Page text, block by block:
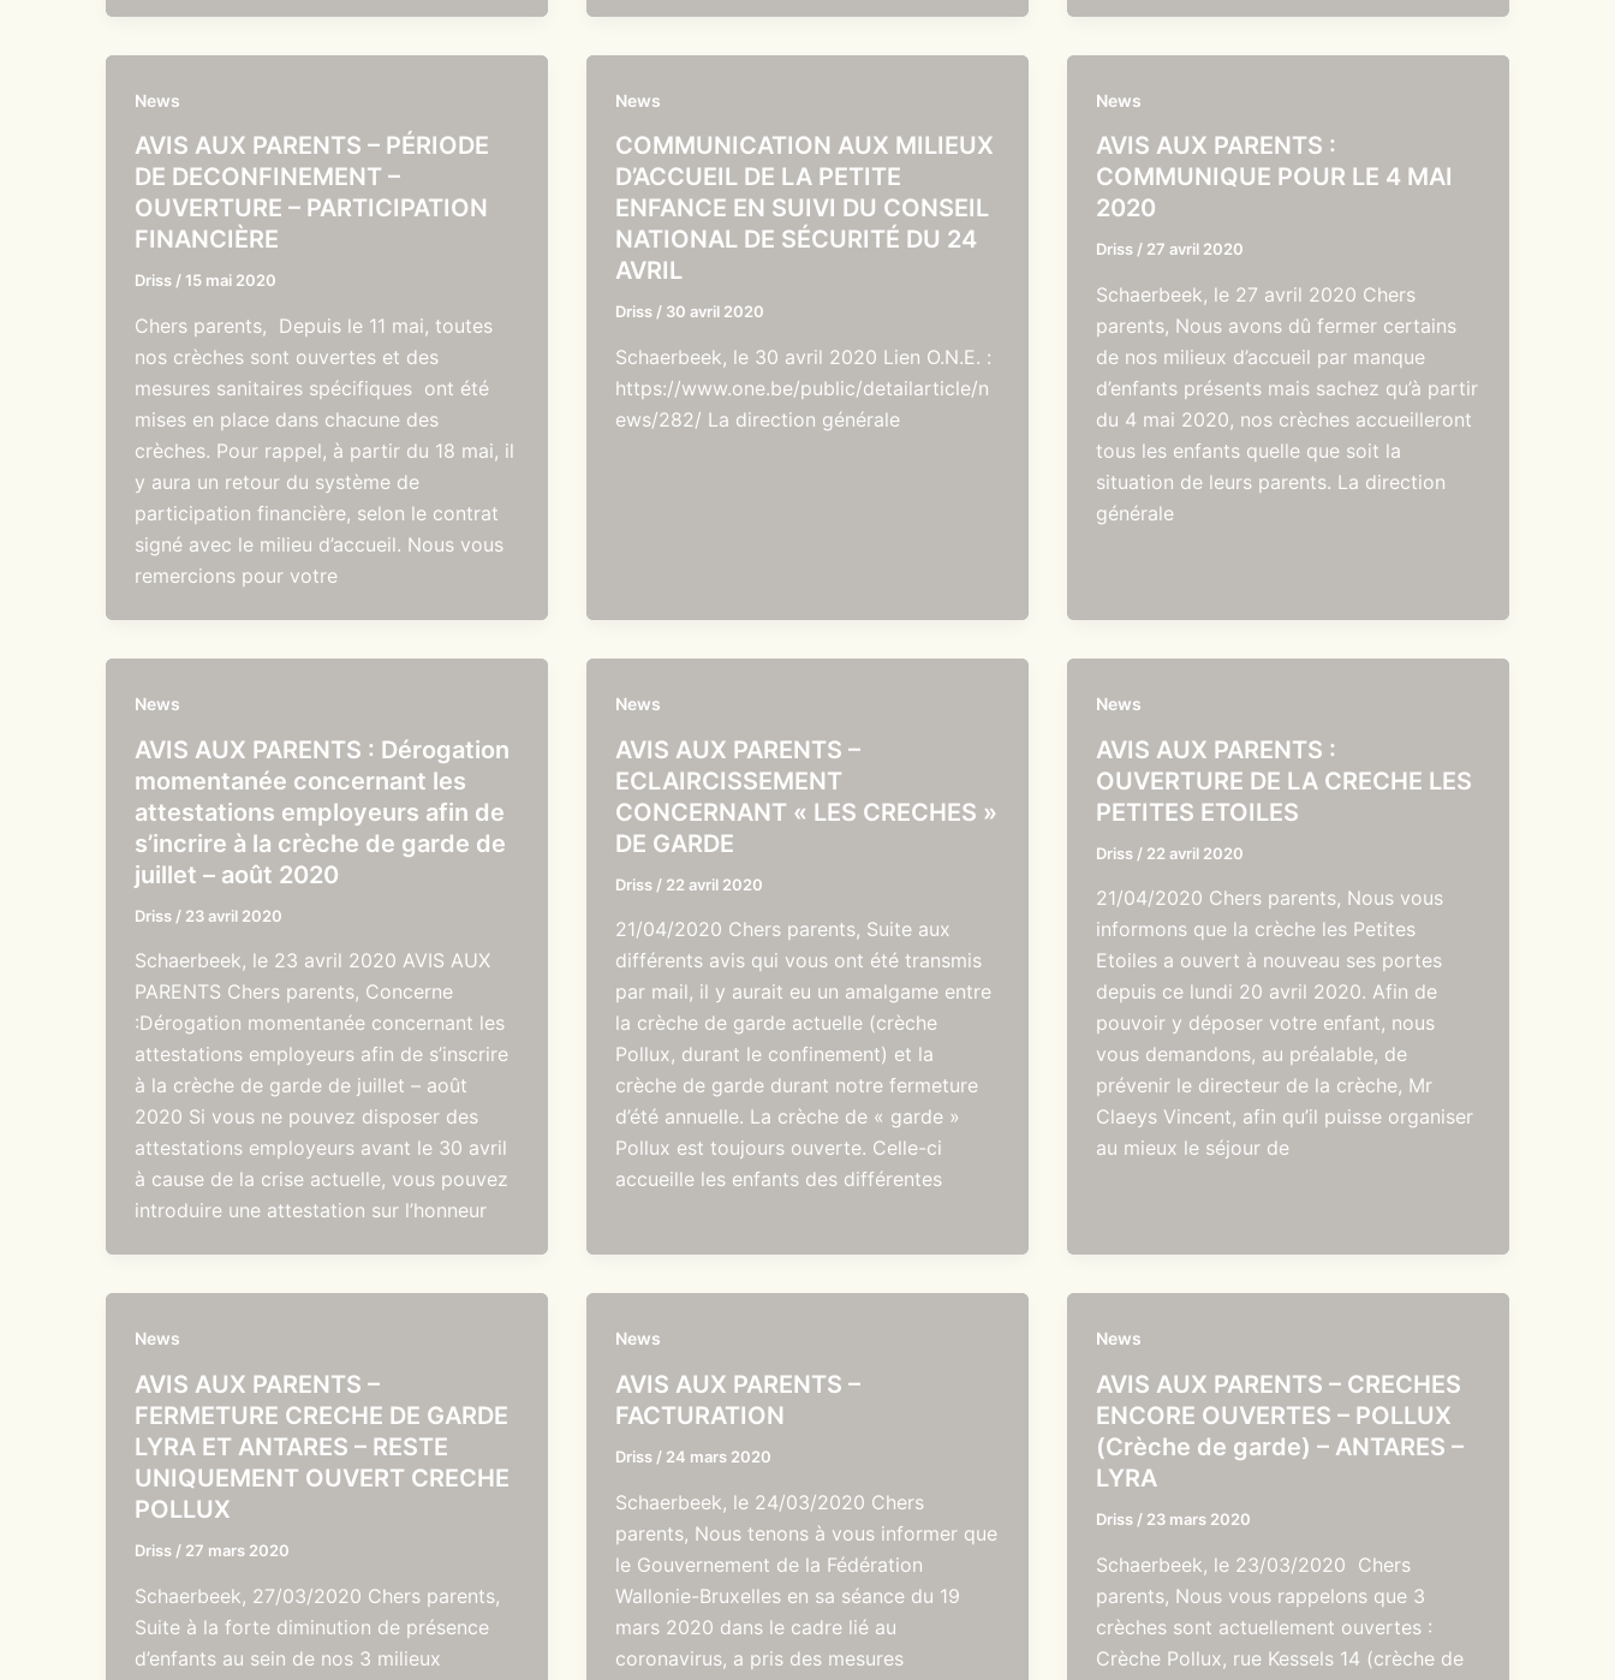
News
AVIS AUX PARENTS – PÉRIODE
DE DECONFINEMENT –
OUVERTURE – PARTICIPATION
FINANCIÈRE
Driss / 15 mai 2020
Chers parents, Depuis le 11 mai, toutes
nos crèches sont ouvertes et des
mesures sanitaires spécifiques ont été
mises en place dans chacune des
crèches. Pour rappel, à partir du 18 mai, il
y aura un retour du système de
participation financière, selon le contrat
signé avec le milieu d’accueil. Nous vous
remercions pour votre
News
COMMUNICATION AUX MILIEUX
D’ACCUEIL DE LA PETITE
ENFANCE EN SUIVI DU CONSEIL
NATIONAL DE SÉCURITÉ DU 24
AVRIL
Driss / 30 avril 2020
Schaerbeek, le 30 avril 2020 Lien O.N.E. :
https://www.one.be/public/detailarticle/n
ews/282/ La direction générale
News
AVIS AUX PARENTS :
COMMUNIQUE POUR LE 4 MAI
2020
Driss / 27 avril 2020
Schaerbeek, le 27 avril 2020 Chers
parents, Nous avons dû fermer certains
de nos milieux d’accueil par manque
d’enfants présents mais sachez qu’à partir
du 4 mai 2020, nos crèches accueilleront
tous les enfants quelle que soit la
situation de leurs parents. La direction
générale
News
AVIS AUX PARENTS : Dérogation
momentanée concernant les
attestations employeurs afin de
s’incrire à la crèche de garde de
juillet – août 2020
Driss / 23 avril 2020
Schaerbeek, le 23 avril 2020 AVIS AUX
PARENTS Chers parents, Concerne
:Dérogation momentanée concernant les
attestations employeurs afin de s’inscrire
à la crèche de garde de juillet – août
2020 Si vous ne pouvez disposer des
attestations employeurs avant le 30 avril
à cause de la crise actuelle, vous pouvez
introduire une attestation sur l’honneur
News
AVIS AUX PARENTS –
ECLAIRCISSEMENT
CONCERNANT « LES CRECHES »
DE GARDE
Driss / 22 avril 2020
21/04/2020 Chers parents, Suite aux
différents avis qui vous ont été transmis
par mail, il y aurait eu un amalgame entre
la crèche de garde actuelle (crèche
Pollux, durant le confinement) et la
crèche de garde durant notre fermeture
d’été annuelle. La crèche de « garde »
Pollux est toujours ouverte. Celle-ci
accueille les enfants des différentes
News
AVIS AUX PARENTS :
OUVERTURE DE LA CRECHE LES
PETITES ETOILES
Driss / 22 avril 2020
21/04/2020 Chers parents, Nous vous
informons que la crèche les Petites
Etoiles a ouvert à nouveau ses portes
depuis ce lundi 20 avril 2020. Afin de
pouvoir y déposer votre enfant, nous
vous demandons, au préalable, de
prévenir le directeur de la crèche, Mr
Claeys Vincent, afin qu’il puisse organiser
au mieux le séjour de
News
AVIS AUX PARENTS –
FERMETURE CRECHE DE GARDE
LYRA ET ANTARES – RESTE
UNIQUEMENT OUVERT CRECHE
POLLUX
Driss / 27 mars 2020
Schaerbeek, 27/03/2020 Chers parents,
Suite à la forte diminution de présence
d’enfants au sein de nos 3 milieux
News
AVIS AUX PARENTS –
FACTURATION
Driss / 24 mars 2020
Schaerbeek, le 24/03/2020 Chers
parents, Nous tenons à vous informer que
le Gouvernement de la Fédération
Wallonie-Bruxelles en sa séance du 19
mars 2020 dans le cadre lié au
coronavirus, a pris des mesures
News
AVIS AUX PARENTS – CRECHES
ENCORE OUVERTES – POLLUX
(Crèche de garde) – ANTARES –
LYRA
Driss / 23 mars 2020
Schaerbeek, le 23/03/2020 Chers
parents, Nous vous rappelons que 3
crèches sont actuellement ouvertes :
Crèche Pollux, rue Kessels 14 (crèche de